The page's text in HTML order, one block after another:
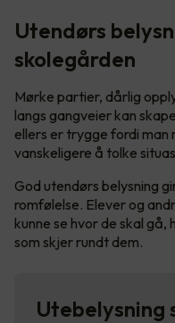
Utendørs
skolegården
Mørke partier, dårlig
langs gangveier kan
ellers er trygge fordi man
vanskeligere å tolke
God utendørs belysning
romfølelse. Elever og
kunne se hvor de skal
som skjer rundt dem.
Utebelysning